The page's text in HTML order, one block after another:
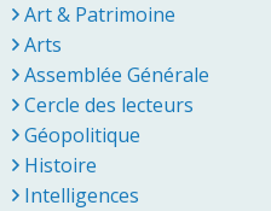
Art & Patrimoine
Arts
Assemblée Générale
Cercle des lecteurs
Géopolitique
Histoire
Intelligences